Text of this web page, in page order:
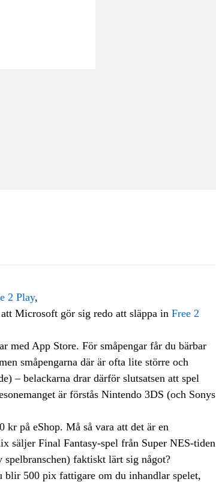
2 Play,
Microsoft gör sig redo att släppa in Free 2
med App Store. För småpengar får du bärbar
småpengarna där är ofta lite större och
– belackarna drar därför slutsatsen att spel
är förstås Nintendo 3DS (och Sonys
på eShop. Må så vara att det är en
säljer Final Fantasy-spel från Super NES-tiden
faktiskt lärt sig något?
500 pix fattigare om du inhandlar spelet,